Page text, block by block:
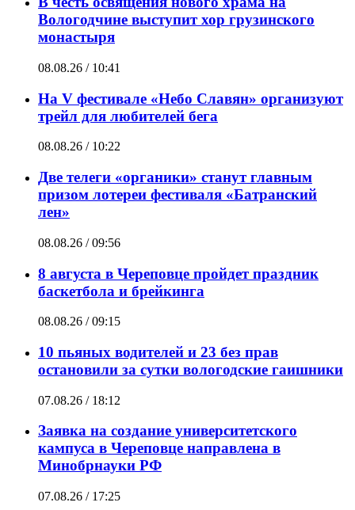
Вологодчине выступит хор грузинского
монастыря
08.08.26 / 10:41
На V фестивале «Небо Славян» организуют
трейл для любителей бега
08.08.26 / 10:22
Две телеги «органики» станут главным
призом лотереи фестиваля «Батранский
лен»
08.08.26 / 09:56
8 августа в Череповце пройдет праздник
баскетбола и брейкинга
08.08.26 / 09:15
10 пьяных водителей и 23 без прав
остановили за сутки вологодские гаишники
07.08.26 / 18:12
Заявка на создание университетского
кампуса в Череповце направлена в
Минобрнауки РФ
07.08.26 / 17:25